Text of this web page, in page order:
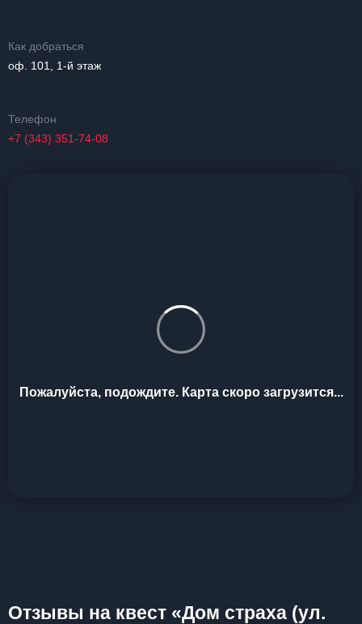
Как добраться
оф. 101, 1-й этаж
Телефон
+7 (343) 351-74-08
Пожалуйста, подождите. Карта скоро загрузится...
Отзывы на квест «Дом страха (ул.